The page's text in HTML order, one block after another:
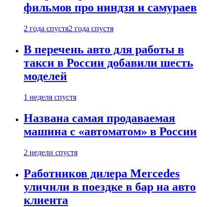
фильмов про ниндзя и самураев
2 года спустя2 года спустя
В перечень авто для работы в
такси в России добавили шесть
моделей
1 неделя спустя
Названа самая продаваемая
машина с «автоматом» в России
2 недели спустя
Работников дилера Mercedes
уличили в поездке в бар на авто
клиента